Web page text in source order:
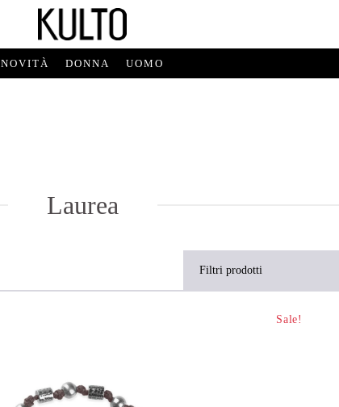
NOVITÀ DONNA UOMO
Laurea
Filtri prodotti
Sale!